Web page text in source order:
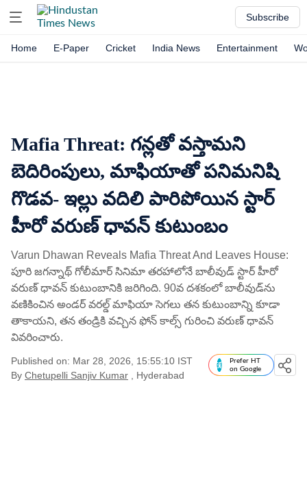
Subscribe
Home E-Paper Cricket India News Entertainment
Mafia Threat: గన్లతో వస్తామని
బెదిరింపులు, మాఫియాతో పనిమనిషి
గొడవ- ఇల్లు వదిలి పారిపోయిన స్టార్
హీరో వరుణ్ ధావన్ కుటుంబం
Varun Dhawan Reveals Mafia Threat And Leaves House:
పూరి జగన్నాథ్ గోలీమార్ సినిమా తరహాలోనే బాలీవుడ్ స్టార్ హీరో
వరుణ్ ధావన్ కుటుంబానికి జరిగింది. 90వ దశకంలో బాలీవుడ్‌ను
వణికించిన అండర్ వరల్డ్ మాఫియా సెగలు తన కుటుంబాన్ని కూడా
తాకాయని, తన తండ్రికి వచ్చిన ఫోన్ కాల్స్ గురించి వరుణ్ ధావన్
వివరించారు.
Published on: Mar 28, 2026, 15:55:10 IST
By Chetupelli Sanjiv Kumar , Hyderabad
Prefer HT
on Google